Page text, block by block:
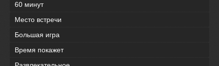
60 минут
Место встречи
Большая игра
Время покажет